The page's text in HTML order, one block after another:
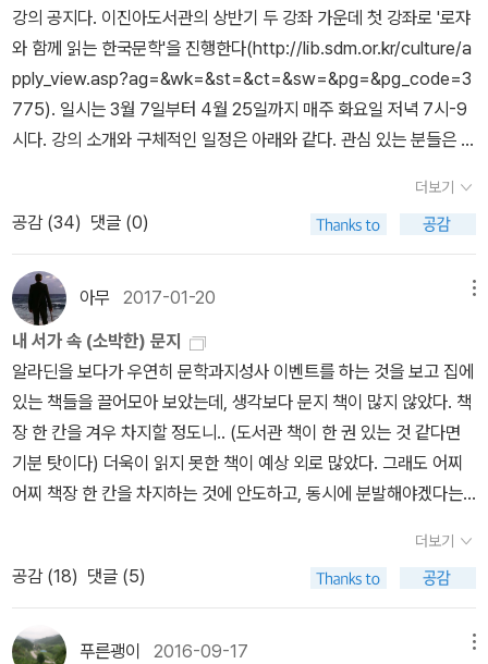
강의 공지다. 이진아도서관의 상반기 두 강좌 가운데 첫 강좌로 '로쟈
와 함께 읽는 한국문학'을 진행한다(http://lib.sdm.or.kr/culture/a
pply_view.asp?ag=&wk=&st=&ct=&sw=&pg=&pg_code=3
775). 일시는 3월 7일부터 4월 25일까지 매주 화요일 저녁 7시-9
시다. 강의 소개와 구체적인 일정은 아래와 같다. 관심 있는 분들은 참
대표작을 다시 읽어보는 강의입니다. <무정> 이전의 문학으로 대표
신소설들을 읽고 <무정> 이후의 문학으로 염상섭과 채만식의 대표작
을 읽습니다. 한국근대문학 100년의 자취와 성취를 되짚어보는 시간
이 될 것입니다.'1강 3월 07일_ 이인직, <혈의 누>2강 3월 14일_ 최
찬식, <추월색>3강 3월 21일_ 이광수, <무정>(1)4강 3월 28일_ 이
광수, <무정>(2)5강 4월 04일_ 염상섭, <만세전>6강 4월 11일_
염상섭, <삼대>(1)7강 4월 18일_ 염상섭, <삼대>(2)8강 4월 25일
_ 채만식, <태평천하> 17. 02. 08.
더보기
공감 (34) 댓글 (0)
아무 2017-01-20
내 서가 속 (소박한) 문지
알라딘을 보다가 우연히 문학과지성사 이벤트를 하는 것을 보고 집에
있는 책들을 끌어모아 보았는데, 생각보다 문지 책이 많지 않았다. 책
장 한 칸을 겨우 차지할 정도니.. (도서관 책이 한 권 있는 것 같다면
기분 탓이다) 더욱이 읽지 못한 책이 예상 외로 많았다. 그래도 어찌
어찌 책장 한 칸을 차지하는 것에 안도하고, 동시에 분발해야겠다는
이다. 고등학생 때 처음 친구의 책을 빌려서 보았으니 빠른 만남은 아
니었다. 그리고 그때는 출판사라는 개념이 머릿속에 없던 상태였으니
문지 책이라는 사실을 인지하지 못하고 읽었을 것이다(그리고 난 아
직까지 「구운몽」을 읽지 못했다...). 그리고 나서 내가 구입한 책이 이
더보기
공감 (18) 댓글 (5)
푸른괭이 2016-09-17